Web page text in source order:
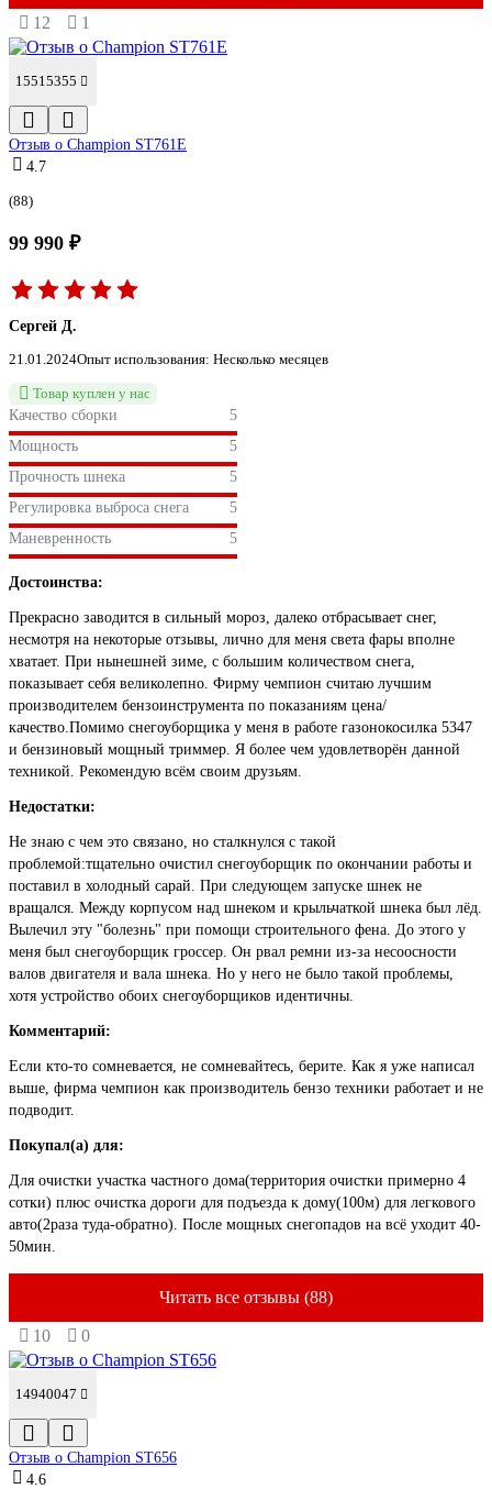
12 1
15515355
Отзыв о Champion ST761E
4.7
(88)
99 990 ₽
Сергей Д.
21.01.2024Опыт использования: Несколько месяцев
Товар куплен у нас
Качество сборки
5
Мощность
5
Прочность шнека
5
Регулировка выброса снега
5
Маневренность
5
Достоинства:
Прекрасно заводится в сильный мороз, далеко отбрасывает снег,
несмотря на некоторые отзывы, лично для меня света фары вполне
хватает. При нынешней зиме, с большим количеством снега,
показывает себя великолепно. Фирму чемпион считаю лучшим
производителем бензоинструмента по показаниям цена/
качество.Помимо снегоуборщика у меня в работе газонокосилка 5347
и бензиновый мощный триммер. Я более чем удовлетворён данной
техникой. Рекомендую всём своим друзьям.
Недостатки:
Не знаю с чем это связано, но сталкнулся с такой
проблемой:тщательно очистил снегоуборщик по окончании работы и
поставил в холодный сарай. При следующем запуске шнек не
вращался. Между корпусом над шнеком и крыльчаткой шнека был лёд.
Вылечил эту "болезнь" при помощи строительного фена. До этого у
меня был снегоуборщик гроссер. Он рвал ремни из-за несоосности
валов двигателя и вала шнека. Но у него не было такой проблемы,
хотя устройство обоих снегоуборщиков идентичны.
Комментарий:
Если кто-то сомневается, не сомневайтесь, берите. Как я уже написал
выше, фирма чемпион как производитель бензо техники работает и не
подводит.
Покупал(а) для:
Для очистки участка частного дома(территория очистки примерно 4
сотки) плюс очистка дороги для подъезда к дому(100м) для легкового
авто(2раза туда-обратно). После мощных снегопадов на всё уходит 40-
50мин.
Читать все отзывы (88)
10 0
14940047
Отзыв о Champion ST656
4.6